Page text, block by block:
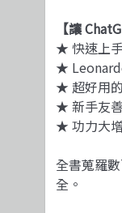
【讓
★ 快速上
★
★ 超好用
★ 新手友
★ 功力大
全書蒐羅
全。